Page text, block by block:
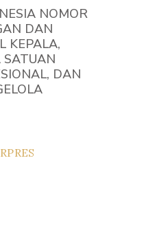
NOMOR
DAN
KEPALA,
SATUAN
DAN